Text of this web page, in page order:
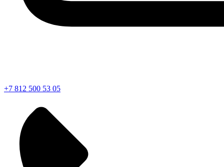
+7 812 500 53 05